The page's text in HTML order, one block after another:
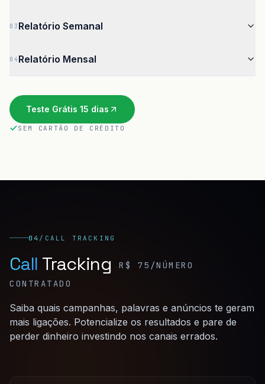
03 Relatório Semanal
04 Relatório Mensal
Teste Grátis 15 dias
SEM CARTÃO DE CRÉDITO
04 / CALL TRACKING
Call Tracking
R$ 75/NÚMERO
CONTRATADO
Saiba quais campanhas, palavras e anúncios te geram
mais ligações. Potencialize os resultados e pare de
perder dinheiro investindo nos canais errados.